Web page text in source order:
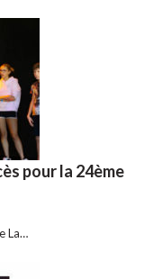
pour la 24ème
La…